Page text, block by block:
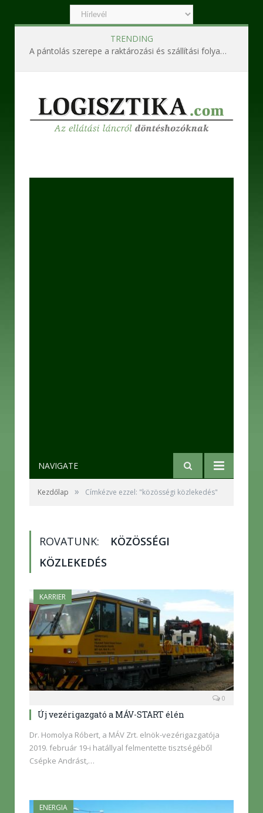
TRENDING
NAVIGATE
Kezdőlap » Címkézve ezzel: "közösségi közlekedés"
ROVATUNK:
KÖZÖSSÉGI
KÖZLEKEDÉS
KARRIER
0
Új vezérigazgató a MÁV-START élén
Dr. Homolya Róbert, a MÁV Zrt. elnök-vezérigazgatója
2019. február 19-i hatállyal felmentette tisztségéből
Csépke Andrást,…
ENERGIA